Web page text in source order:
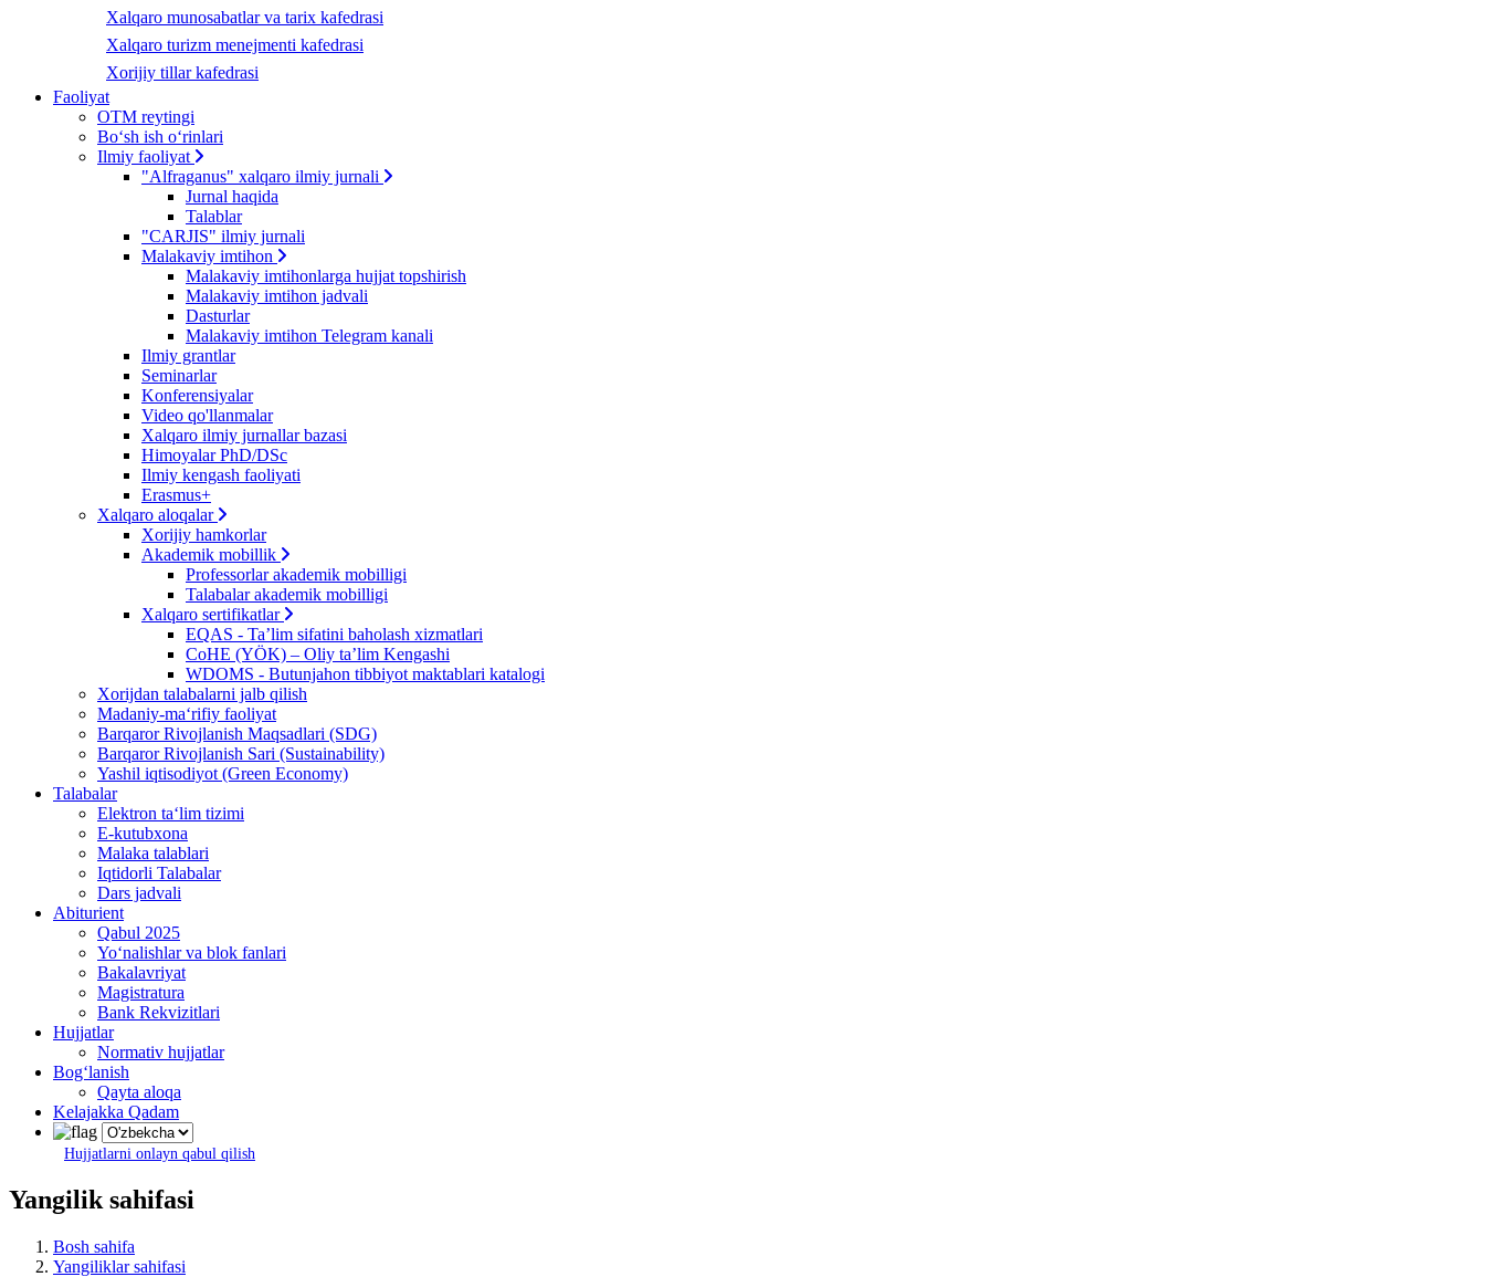
Xalqaro munosabatlar va tarix kafedrasi
Xalqaro turizm menejmenti kafedrasi
Xorijiy tillar kafedrasi
Faoliyat
OTM reytingi
Bo‘sh ish o‘rinlari
Ilmiy faoliyat
"Alfraganus" xalqaro ilmiy jurnali
Jurnal haqida
Talablar
"CARJIS" ilmiy jurnali
Malakaviy imtihon
Malakaviy imtihonlarga hujjat topshirish
Malakaviy imtihon jadvali
Dasturlar
Malakaviy imtihon Telegram kanali
Ilmiy grantlar
Seminarlar
Konferensiyalar
Video qo'llanmalar
Xalqaro ilmiy jurnallar bazasi
Himoyalar PhD/DSc
Ilmiy kengash faoliyati
Erasmus+
Xalqaro aloqalar
Xorijiy hamkorlar
Akademik mobillik
Professorlar akademik mobilligi
Talabalar akademik mobilligi
Xalqaro sertifikatlar
EQAS - Ta’lim sifatini baholash xizmatlari
CoHE (YÖK) – Oliy ta’lim Kengashi
WDOMS - Butunjahon tibbiyot maktablari katalogi
Xorijdan talabalarni jalb qilish
Madaniy-ma‘rifiy faoliyat
Barqaror Rivojlanish Maqsadlari (SDG)
Barqaror Rivojlanish Sari (Sustainability)
Yashil iqtisodiyot (Green Economy)
Talabalar
Elektron ta‘lim tizimi
E-kutubxona
Malaka talablari
Iqtidorli Talabalar
Dars jadvali
Abiturient
Qabul 2025
Yo‘nalishlar va blok fanlari
Bakalavriyat
Magistratura
Bank Rekvizitlari
Hujjatlar
Normativ hujjatlar
Bog‘lanish
Qayta aloqa
Kelajakka Qadam
Hujjatlarni onlayn qabul qilish
Yangilik sahifasi
Bosh sahifa
Yangiliklar sahifasi